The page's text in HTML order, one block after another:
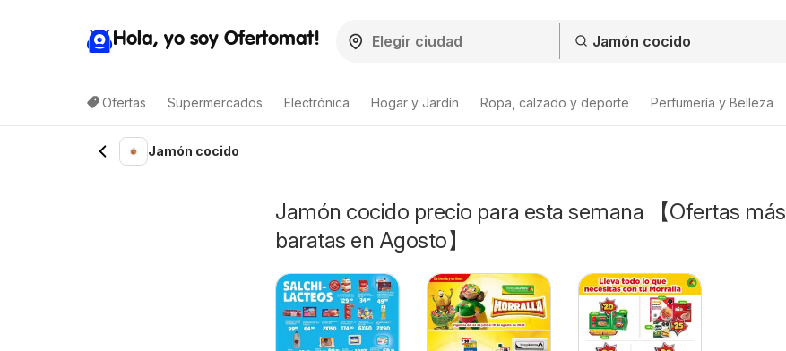
Hola, yo soy Ofertomat!
Ofertas Supermercados Electrónica Hogar y Jardín Ropa, calzado y deporte Perfumería y Belleza
Jamón cocido
Jamón cocido precio para esta semana 【Ofertas más
baratas en Agosto】